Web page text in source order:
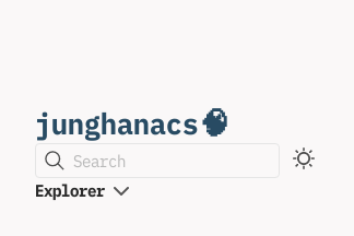
junghanacs🧠
Search
Explorer